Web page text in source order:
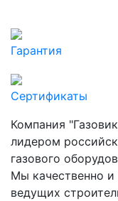
Гарантия
Сертификаты
Компания
лидером
газового
Мы качественно и
ведущих